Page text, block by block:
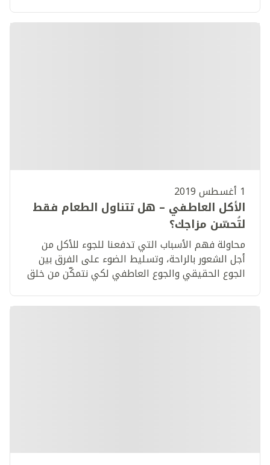
الوقت.
1 أغسطس 2019
الأكل العاطفي – هل تتناول الطعام فقط
لتُحسّن مزاجك؟
محاولة فهم الأسباب التي تدفعنا للجوء للأكل من
أجل الشعور بالراحة، وتسليط الضوء على الفرق بين
الجوع الحقيقي والجوع العاطفي لكي نتمكّن من خلق